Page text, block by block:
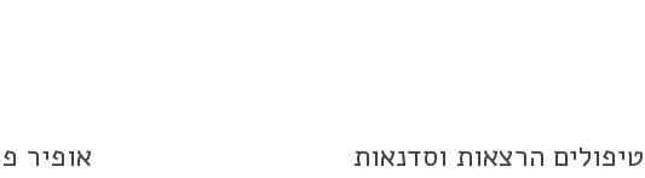
אופיר טיפולים הרצאות וסדנאות